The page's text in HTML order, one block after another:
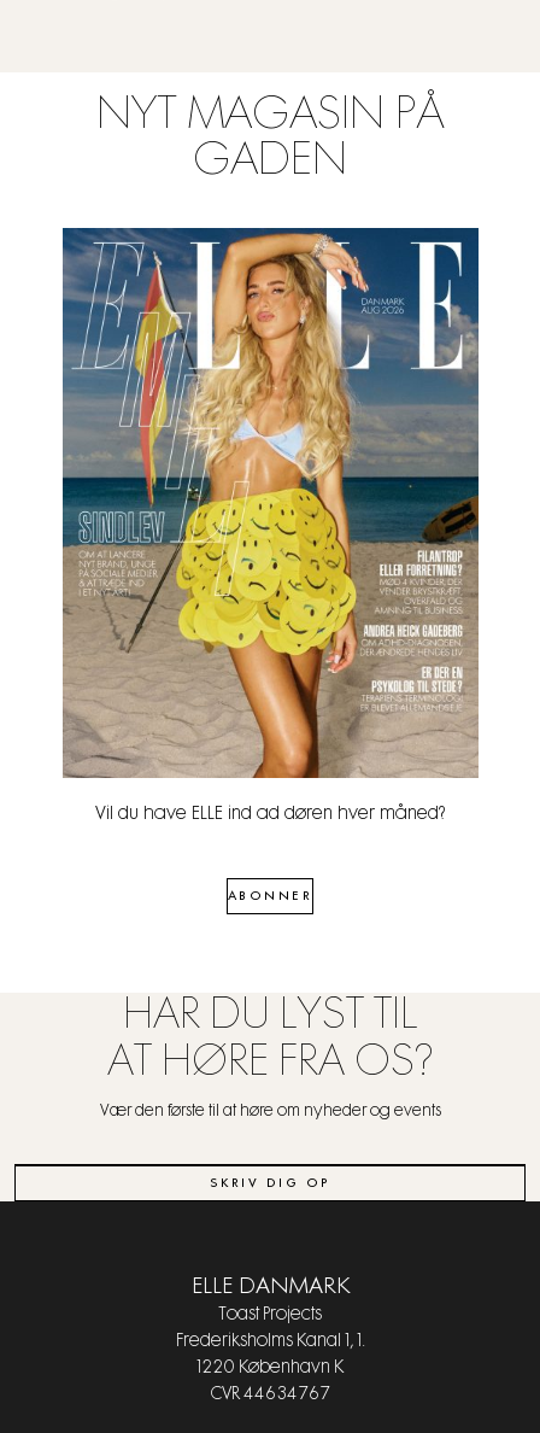
NYT MAGASIN PÅ
GADEN
Vil du have ELLE ind ad døren hver måned?
ABONNER
HAR DU LYST TIL
AT HØRE FRA OS?
Vær den første til at høre om nyheder og events
SKRIV DIG OP
ELLE DANMARK
Toast Projects
Frederiksholms Kanal 1, 1.
1220 København K
CVR 44634767